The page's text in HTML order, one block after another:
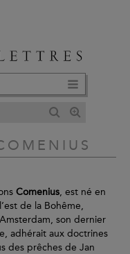
Comenius, est né en
de la Bohême,
son dernier
adhérait aux doctrines
des prêches de Jan